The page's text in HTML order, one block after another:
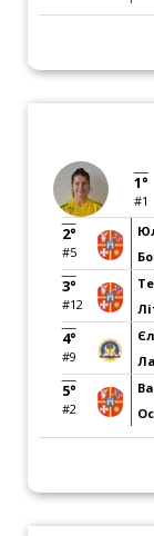
1°
#1
2°
#5
3°
#12
4°
#9
5°
#2